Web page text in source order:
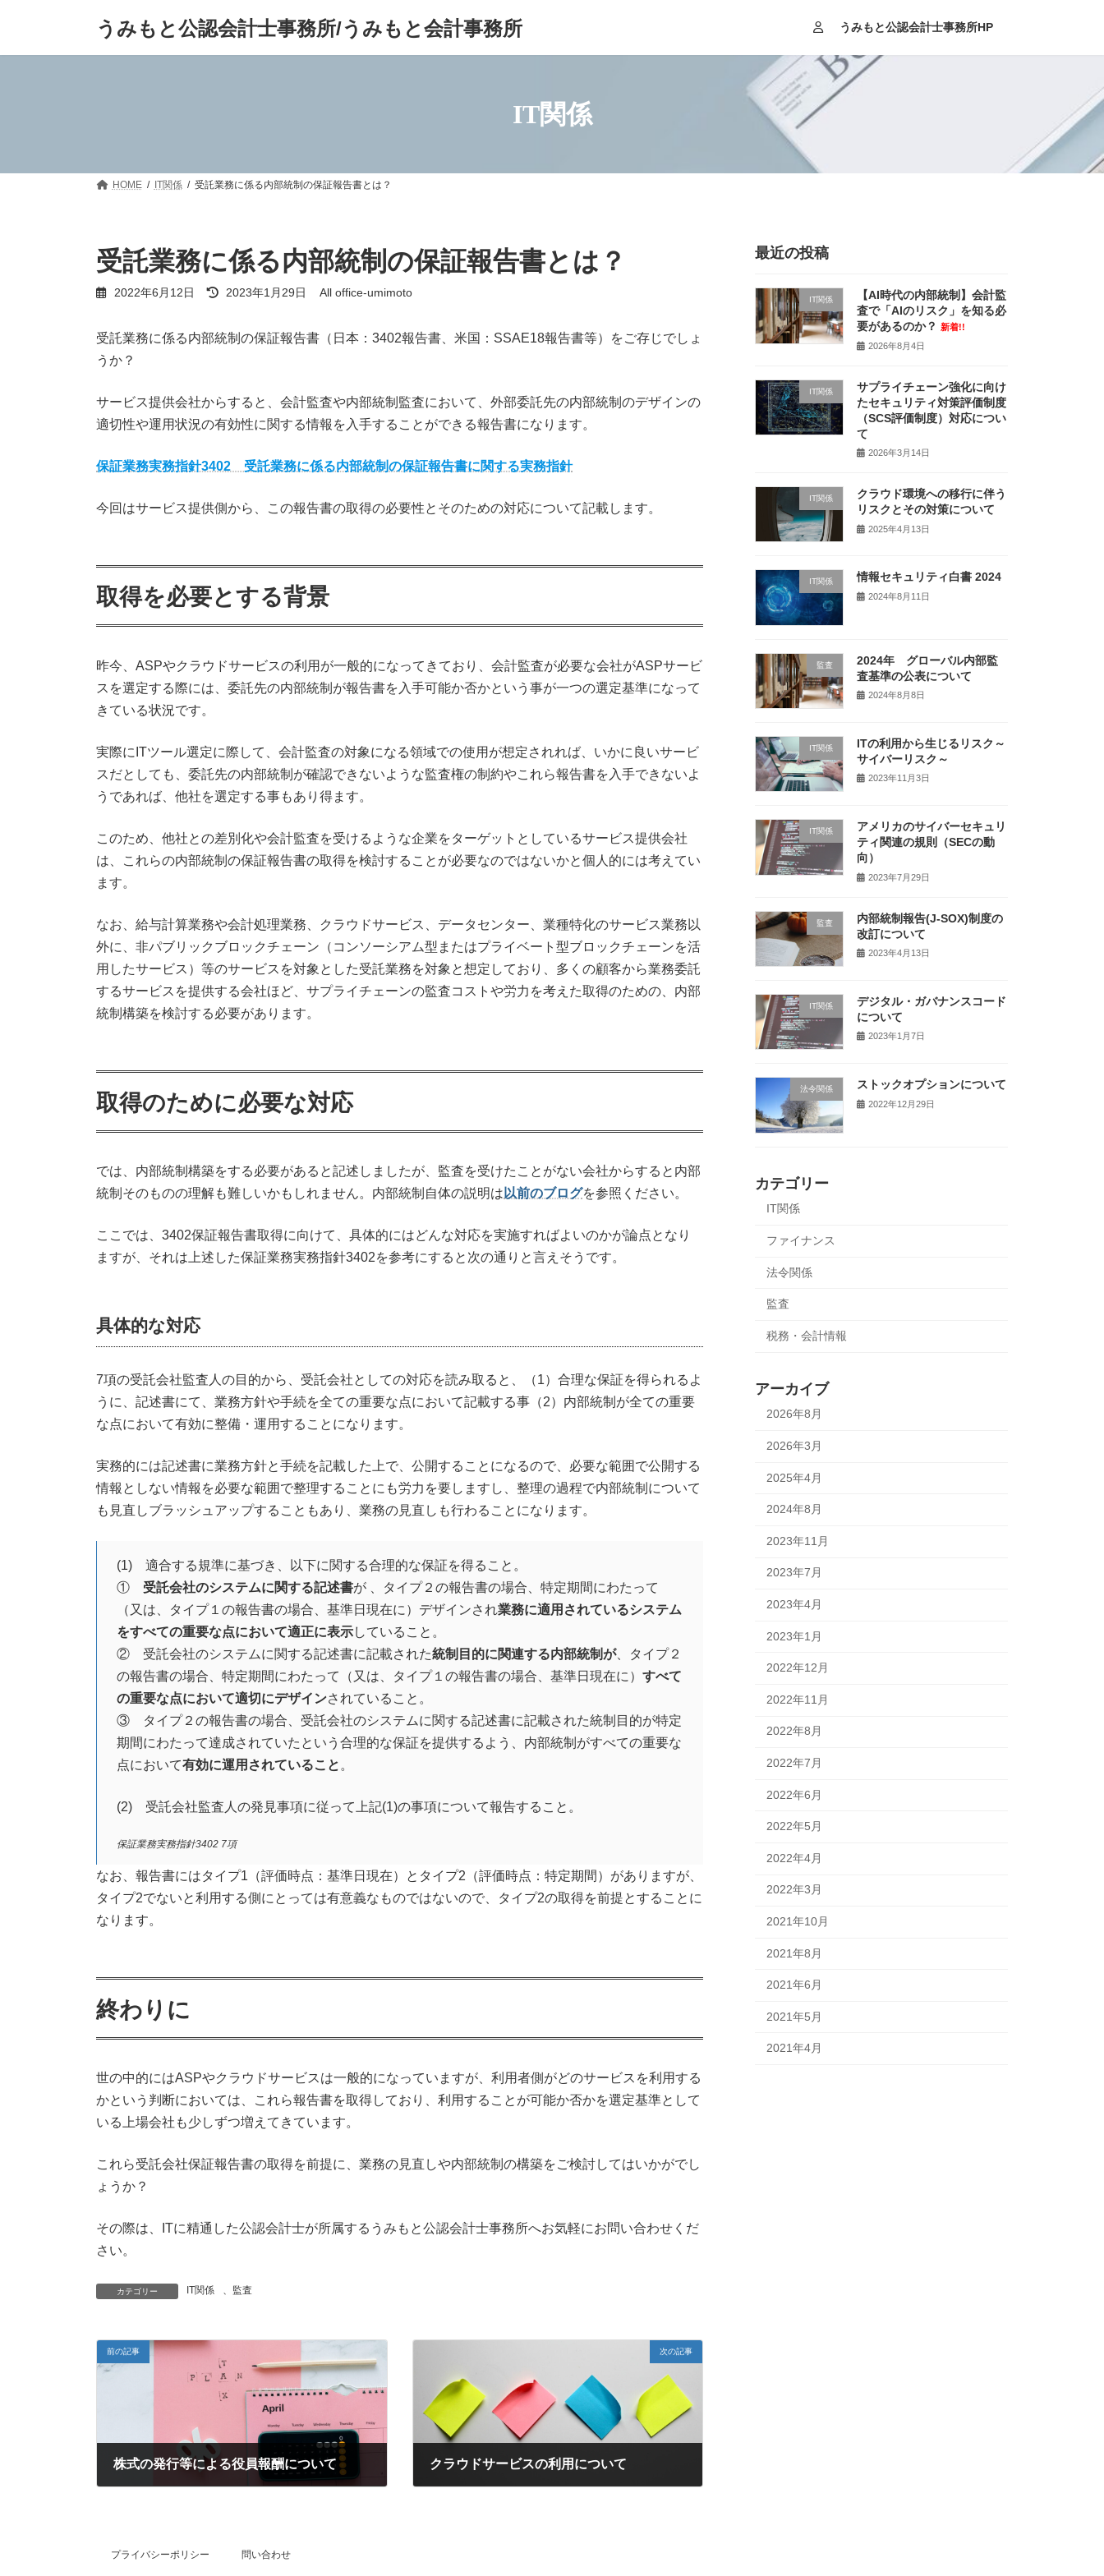
ン
ー
うみもと公認会計士事務所/うみもと会計事務所 うみもと公認会計士事務所HP
IT関係
HOME IT関係 受託業務に係る内部統制の保証報告書とは？
受託業務に係る内部統制の保証報告書とは？
2022年6月12日
最
新
2023年1月29日 All office-umimoto
受託業務に係る内部統制の保証報告書（日本：3402報告書、米国：SSAE18報告書等）をご存じでしょ
うか？
サービス提供会社からすると、会計監査や内部統制監査において、外部委託先の内部統制のデザインの
適切性や運用状況の有効性に関する情報を入手することができる報告書になります。
保証業務実務指針3402 受託業務に係る内部統制の保証報告書に関する実務指針
今回はサービス提供側から、この報告書の取得の必要性とそのための対応について記載します。
取得を必要とする背景
昨今、ASPやクラウドサービスの利用が一般的になってきており、会計監査が必要な会社がASPサービ
スを選定する際には、委託先の内部統制が報告書を入手可能か否かという事が一つの選定基準になって
きている状況です。
実際にITツール選定に際して、会計監査の対象になる領域での使用が想定されれば、いかに良いサービ
スだとしても、委託先の内部統制が確認できないような監査権の制約やこれら報告書を入手できないよ
うであれば、他社を選定する事もあり得ます。
このため、他社との差別化や会計監査を受けるような企業をターゲットとしているサービス提供会社
は、これらの内部統制の保証報告書の取得を検討することが必要なのではないかと個人的には考えてい
ます。
なお、給与計算業務や会計処理業務、クラウドサービス、データセンター、業種特化のサービス業務以
外に、非パブリックブロックチェーン（コンソーシアム型またはプライベート型ブロックチェーンを活
用したサービス）等のサービスを対象とした受託業務を対象と想定しており、多くの顧客から業務委託
するサービスを提供する会社ほど、サプライチェーンの監査コストや労力を考えた取得のための、内部
統制構築を検討する必要があります。
取得のために必要な対応
では、内部統制構築をする必要があると記述しましたが、監査を受けたことがない会社からすると内部
統制そのものの理解も難しいかもしれません。内部統制自体の説明は 以前のブログを参照ください。
ここでは、3402保証報告書取得に向けて、具体的にはどんな対応を実施すればよいのかが論点となり
ますが、それは上述した保証業務実務指針3402を参考にすると次の通りと言えそうです。
具体的な対応
7項の受託会社監査人の目的から、受託会社としての対応を読み取ると、（1）合理な保証を得られるよ
うに、記述書にて、業務方針や手続を全ての重要な点において記載する事（2）内部統制が全ての重要
な点において有効に整備・運用することになります。
実務的には記述書に業務方針と手続を記載した上で、公開することになるので、必要な範囲で公開する
情報としない情報を必要な範囲で整理することにも労力を要しますし、整理の過程で内部統制について
も見直しブラッシュアップすることもあり、業務の見直しも行わることになります。
(1) 適合する規準に基づき、以下に関する合理的な保証を得ること。
① 受託会社のシステムに関する記述書が 、タイプ２の報告書の場合、特定期間にわたって
（又は、タイプ１の報告書の場合、基準日現在に）デザインされ業務に適用されているシステム
をすべての重要な点において適正に表示していること。
② 受託会社のシステムに関する記述書に記載された統制目的に関連する内部統制が、タイプ２
の報告書の場合、特定期間にわたって（又は、タイプ１の報告書の場合、基準日現在に） すべて
の重要な点において適切にデザインされていること。
③ タイプ２の報告書の場合、受託会社のシステムに関する記述書に記載された統制目的が特定
期間にわたって達成されていたという合理的な保証を提供するよう、内部統制がすべての重要な
点において有効に運用されていること 。
(2) 受託会社監査人の発見事項に従って上記(1)の事項について報告すること。
保証業務実務指針3402 7項
なお、報告書にはタイプ1（評価時点：基準日現在）とタイプ2（評価時点：特定期間）がありますが、
タイプ2でないと利用する側にとっては有意義なものではないので、タイプ2の取得を前提とすることに
なります。
終わりに
世の中的にはASPやクラウドサービスは一般的になっていますが、利用者側がどのサービスを利用する
かという判断においては、これら報告書を取得しており、利用することが可能か否かを選定基準として
いる上場会社も少しずつ増えてきています。
これら受託会社保証報告書の取得を前提に、業務の見直しや内部統制の構築をご検討してはいかがでし
ょうか？
その際は、ITに精通した公認会計士が所属するうみもと公認会計士事務所へお気軽にお問い合わせくだ
さい。
カテゴリー IT関係 、 監査
前の記事
株式の発行等による役員報酬について
次の記事
クラウドサービスの利用について
最近の投稿
IT関係
【AI時代の内部統制】会計監
査で「AIのリスク」を知る必
要があるのか？
新着!!
2026年8月4日
IT関係
サプライチェーン強化に向け
たセキュリティ対策評価制度
（SCS評価制度）対応につい
て
2026年3月14日
IT関係
クラウド環境への移行に伴う
リスクとその対策について
2025年4月13日
IT関係 情報セキュリティ白書 2024
2024年8月11日
監査
2024年 グローバル内部監
査基準の公表について
2024年8月8日
IT関係
ITの利用から生じるリスク～
サイバーリスク～
2023年11月3日
IT関係
アメリカのサイバーセキュリ
ティ関連の規則（SECの動
向）
2023年7月29日
監査
内部統制報告(J-SOX)制度の
改訂について
2023年4月13日
IT関係
デジタル・ガバナンスコード
について
2023年1月7日
法令関係 ストックオプションについて
2022年12月29日
カテゴリー
IT関係
ファイナンス
法令関係
監査
税務・会計情報
アーカイブ
2026年8月
2026年3月
2025年4月
2024年8月
2023年11月
2023年7月
2023年4月
2023年1月
2022年12月
2022年11月
2022年8月
2022年7月
2022年6月
2022年5月
2022年4月
2022年3月
2021年10月
2021年8月
2021年6月
2021年5月
2021年4月
プライバシーポリシー 問い合わせ